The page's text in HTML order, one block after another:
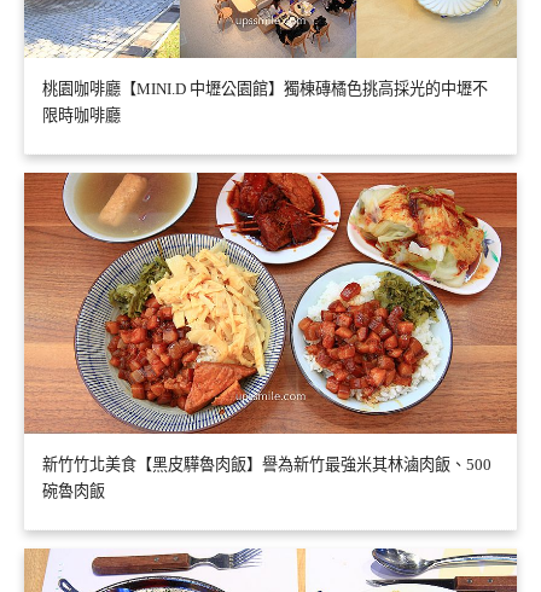
桃園咖啡廳【MINI.D 中壢公園館】獨棟磚橘色挑高採光的中壢不
限時咖啡廳
新竹竹北美食【黑皮驊魯肉飯】譽為新竹最強米其林滷肉飯、500
碗魯肉飯